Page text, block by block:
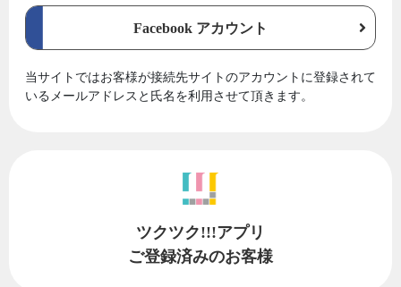
Facebook アカウント
当サイトではお客様が接続先サイトのアカウントに登録されて
いるメールアドレスと氏名を利用させて頂きます。
ツクツク!!!アプリ
ご登録済みのお客様